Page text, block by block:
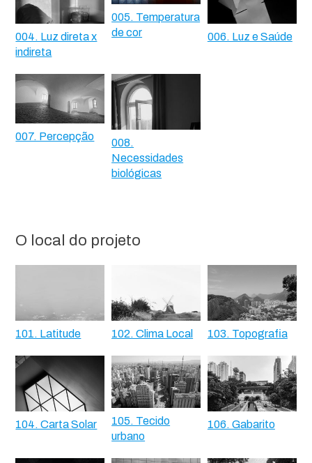
004. Luz direta x
indireta
005. Temperatura
de cor
006. Luz e Saúde
007. Percepção
008.
Necessidades
biológicas
O local do projeto
101. Latitude 102. Clima Local 103. Topografia
104. Carta Solar
105. Tecido
urbano
106. Gabarito